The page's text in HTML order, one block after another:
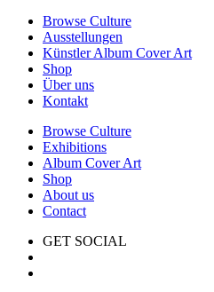
Browse Culture
Ausstellungen
Künstler Album Cover Art
Shop
Über uns
Kontakt
Browse Culture
Exhibitions
Album Cover Art
Shop
About us
Contact
GET SOCIAL